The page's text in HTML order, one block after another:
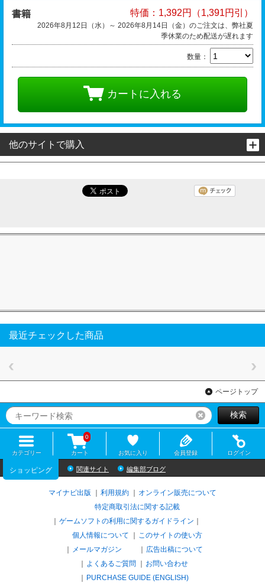
書籍 特価：1,392円（1,391円引）
2026年8月12日（水）～ 2026年8月14日（金）のご注文は、弊社夏
季休業のため配送が遅れます
数量：
カートに入れる
他のサイトで購入
最近チェックした商品
ページトップ
リセット検索
カテゴリー カート
0
お気に入り 会員登録 ログイン
ショッピング 関連サイト 編集部ブログ
マイナビ出版 利用規約
オンライン販売について
特定商取引法に関する記載
ゲームソフトの利用に関するガイドライン
個人情報について
このサイトの使い方
メールマガジン
広告出稿について
よくあるご質問
お問い合わせ
PURCHASE GUIDE (ENGLISH)